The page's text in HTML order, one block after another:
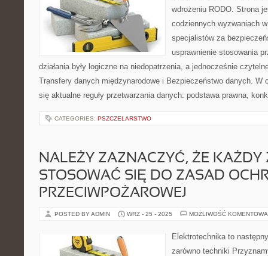
wdrożeniu RODO. Strona
codziennych wyzwaniach
specjalistów za
usprawnienie stosowania
działania były logiczne na niedopatrzenia, a jednocześnie
Transfery danych międzynarodowe i Bezpieczeństwo danych. W
się aktualne reguły przetwarzania danych: podstawa prawna,
CATEGORIES: PSZCZELARSTWO
NALEŻY ZAZNACZYĆ, ŻE KAŻDY
STOSOWAĆ SIĘ DO ZASAD
PRZECIWPOŻAROWEJ
POSTED BY ADMIN WRZ - 25 - 2025 MOŻLIWOŚĆ
Elektrotechnika to
zarówno techniki